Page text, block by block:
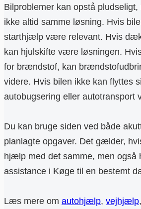
Bilproblemer kan opstå
ikke altid samme løsning. Hvis
starthjælp være relevant. Hvis
kan hjulskifte være løsningen.
for brændstof, kan
videre. Hvis bilen ikke kan flyttes
autobugsering eller
Du kan bruge siden ved både
planlagte opgaver. Det gælder,
hjælp med det samme, men også
assistance i Køge til en bestemt
Læs mere om autohjælp, vejhjælp,